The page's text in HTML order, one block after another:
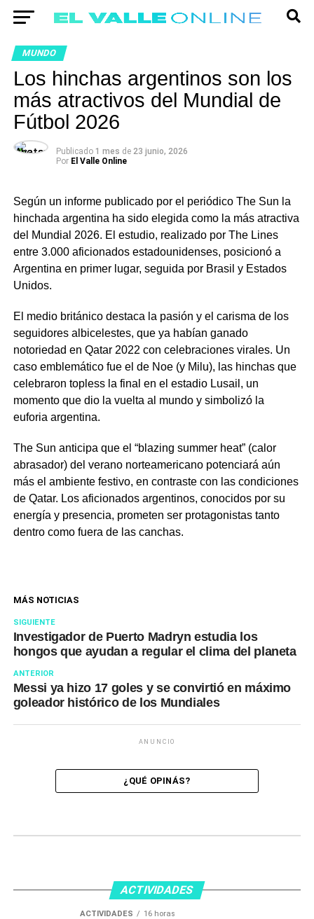
MUNDO
Los hinchas argentinos son los
más atractivos del Mundial de
Fútbol 2026
Publicado 1 mes de 23 junio, 2026
Por El Valle Online
Según un informe publicado por el periódico The Sun la
hinchada argentina ha sido elegida como la más atractiva
del Mundial 2026. El estudio, realizado por The Lines
entre 3.000 aficionados estadounidenses, posicionó a
Argentina en primer lugar, seguida por Brasil y Estados
Unidos.
El medio británico destaca la pasión y el carisma de los
seguidores albicelestes, que ya habían ganado
notoriedad en Qatar 2022 con celebraciones virales. Un
caso emblemático fue el de Noe (y Milu), las hinchas que
celebraron topless la final en el estadio Lusail, un
momento que dio la vuelta al mundo y simbolizó la
euforia argentina.
The Sun anticipa que el “blazing summer heat” (calor
abrasador) del verano norteamericano potenciará aún
más el ambiente festivo, en contraste con las condiciones
de Qatar. Los aficionados argentinos, conocidos por su
energía y presencia, prometen ser protagonistas tanto
dentro como fuera de las canchas.
MÁS NOTICIAS
SIGUIENTE
Investigador de Puerto Madryn estudia los
hongos que ayudan a regular el clima del planeta
ANTERIOR
Messi ya hizo 17 goles y se convirtió en máximo
goleador histórico de los Mundiales
ANUNCIO
¿QUÉ OPINÁS?
ACTIVIDADES
ACTIVIDADES 16 horas